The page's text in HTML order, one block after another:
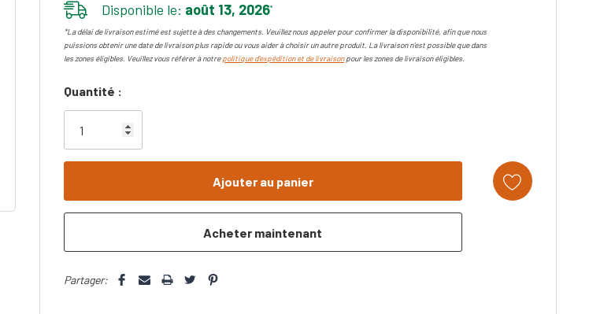
Disponible le: août 13, 2026*
*La délai de livraison estimé est sujette à des changements. Veuillez nous appeler pour confirmer la disponibilité, afin que nous
puissions obtenir une date de livraison plus rapide ou vous aider à choisir un autre produit. La livraison n'est possible que dans
les zones éligibles. Veuillez vous référer à notrepolitique d'expédition et de livraisonpour les zones de livraison éligibles.
Dépêchez-
vous!
plus
Quantité :
Partager: